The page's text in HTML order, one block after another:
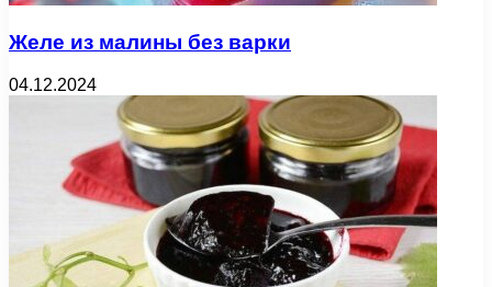
Желе из малины без варки
04.12.2024